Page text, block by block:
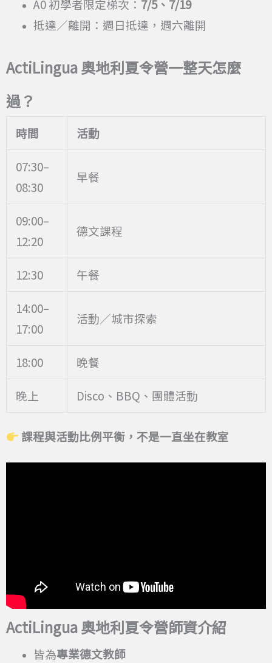
A0 初學者限定梯次： 7/5、7/19
抵達／離開：週日抵達，週六離開
ActiLingua奧地利夏令營一整天怎麼
過？
時間 活動
07:30–
08:30
早餐
09:00–
12:20
德文課程
12:30 午餐
14:00–
17:00
活動／城市探索
18:00 晚餐
晚上 Disco、BBQ、團體活動
課程與活動比例平衡，不是一直坐在教室
ActiLingua奧地利夏令營師資介紹
皆為專業德文教師